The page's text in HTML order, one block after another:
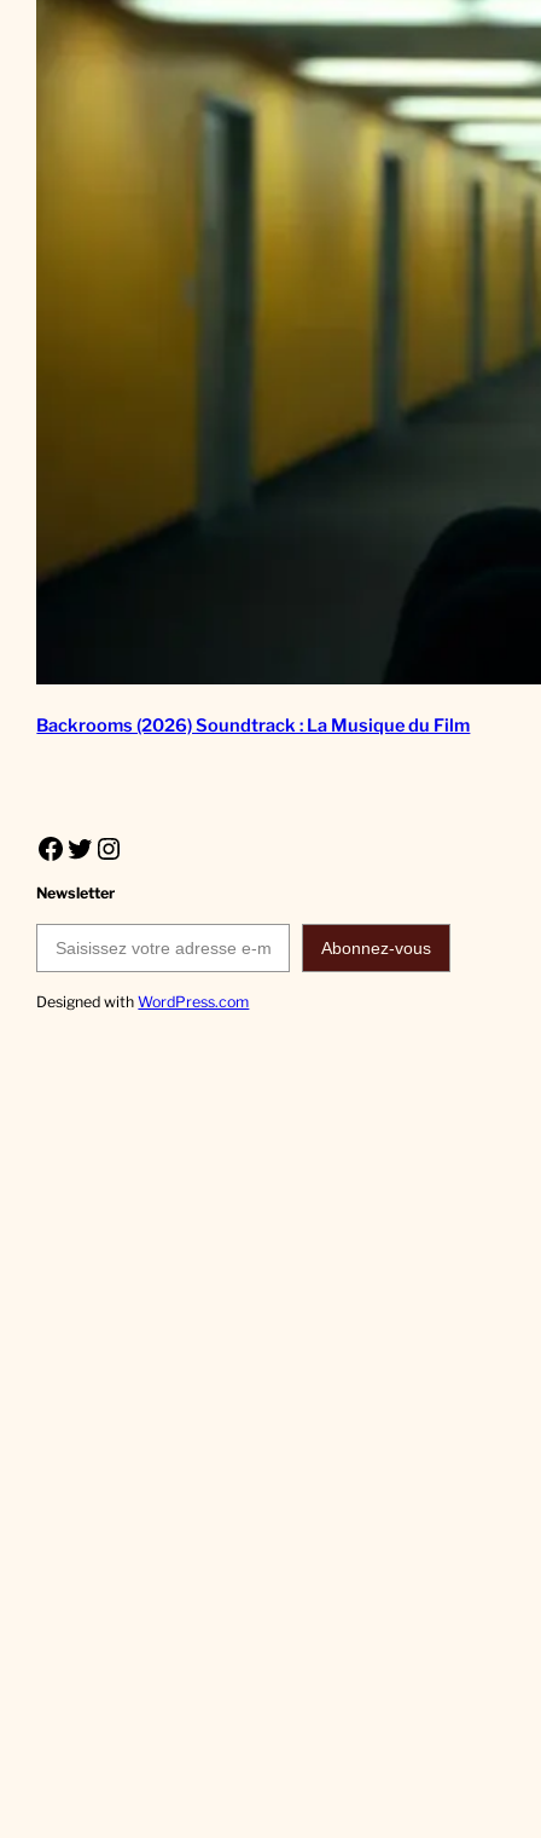
Backrooms (2026) Soundtrack : La Musique du Film
Facebook Twitter Instagram
Newsletter
Saisissez votre adresse e-mail…
Abonnez-vous
Designed withWordPress.com